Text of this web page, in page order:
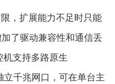
，扩展能力不足时只能
了驱动兼容性和通信丢
支持多路原生
千兆网口，可在单台主